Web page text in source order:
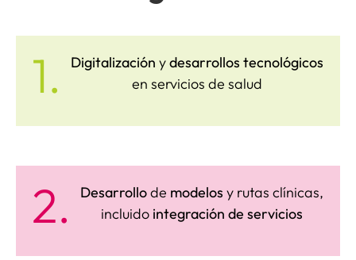
1. Digitalización ydesarrollos tecnológicos
en servicios de salud
2. Desarrollode modelos y rutas clínicas,
incluido integración de servicios